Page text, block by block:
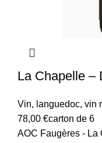
La Chapelle –
Vin, languedoc, vin
78,00 €carton de 6
AOC Faugères - La